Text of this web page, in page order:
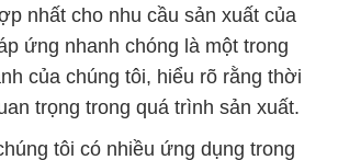
tôi có nhiều ứng dụng trong
su, từ việc điều chỉnh pH đến làm
Chúng tôi tự hào cung cấp các
và tiện lợi cho khách hàng.
Hóa chất Đắc Trường Phát, quý